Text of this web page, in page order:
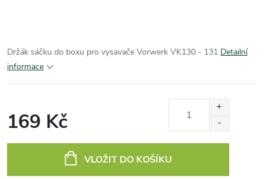
Držák sáčku do boxu pro vysavače Vorwerk VK130 - 131 Detailní
informace
169 Kč
VLOŽIT DO KOŠÍKU